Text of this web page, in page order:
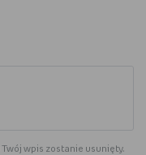
Twój wpis zostanie usunięty.